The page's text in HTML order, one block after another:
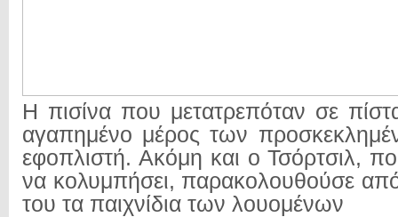
Η πισίνα που μετατρεπόταν σε
αγαπημένο μέρος των
εφοπλιστή. Ακόμη και ο Τσόρτσιλ,
να κολυμπήσει, παρακολουθούσε
του τα παιχνίδια των λουομένων